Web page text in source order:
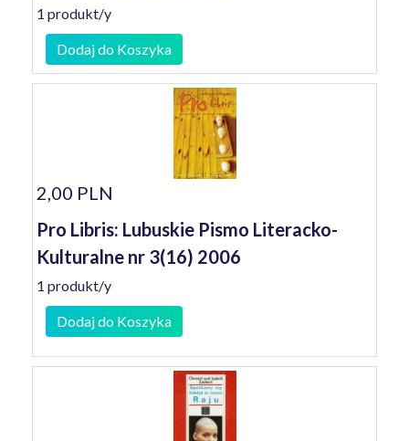
1 produkt/y
Dodaj do Koszyka
2,00 PLN
Pro Libris: Lubuskie Pismo Literacko-
Kulturalne nr 3(16) 2006
1 produkt/y
Dodaj do Koszyka